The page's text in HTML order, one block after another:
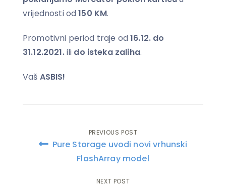
vrijednosti od150 KM.
Promotivni period traje od16.12. do
31.12.2021.ili do isteka zaliha.
Vaš ASBIS!
Post
navigation
PREVIOUS POST
Pure Storage uvodi novi vrhunski
FlashArray model
NEXT POST